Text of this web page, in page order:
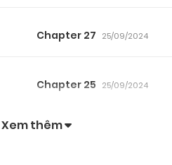
Chapter 27 25/09/2024
Chapter 25 25/09/2024
Xem thêm